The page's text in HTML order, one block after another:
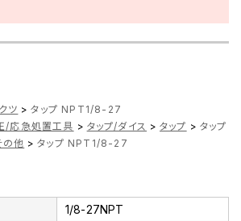
ツ > タップ NPT1/8-27
/応急処置工具 > タップ/ダイス > タップ > タップ
の他 > タップ NPT1/8-27
1/8-27NPT